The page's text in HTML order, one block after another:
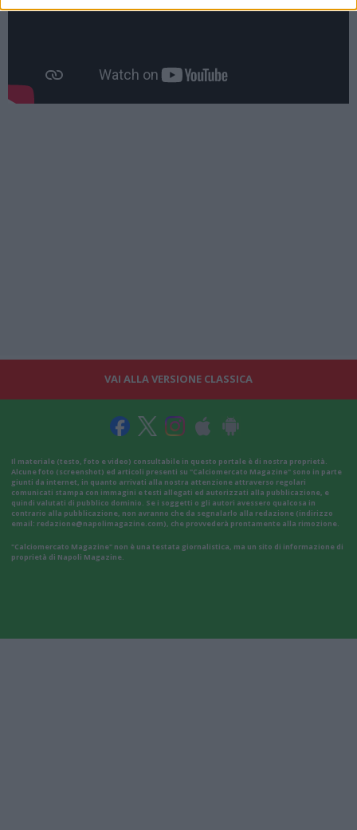
VAI ALLA VERSIONE CLASSICA
Il materiale (testo, foto e video) consultabile in questo portale è di nostra proprietà.
Alcune foto (screenshot) ed articoli presenti su "Calciomercato Magazine" sono in parte
giunti da internet, in quanto arrivati alla nostra attenzione attraverso regolari
comunicati stampa con immagini e testi allegati ed autorizzati alla pubblicazione, e
quindi valutati di pubblico dominio. Se i soggetti o gli autori avessero qualcosa in
contrario alla pubblicazione, non avranno che da segnalarlo alla redazione (indirizzo
email: redazione@napolimagazine.com), che provvederà prontamente alla rimozione.
"Calciomercato Magazine" non è una testata giornalistica, ma un sito di informazione di
proprietà di Napoli Magazine.